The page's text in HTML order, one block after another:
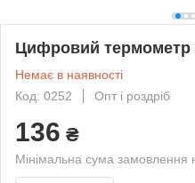
Цифровий термометр
Немає в наявності
Код: 0252
Опт і роздріб
136 ₴
Мінімальна сума замовлення